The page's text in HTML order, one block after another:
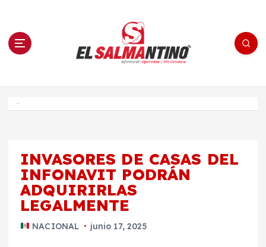
n El Salmantino - medios/noticias/editorial
INVASORES DE CASAS DEL
INFONAVIT PODRÁN
ADQUIRIRLAS
LEGALMENTE
NACIONAL junio 17, 2025